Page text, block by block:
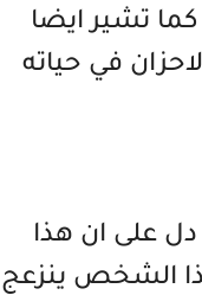
تشير ايضا
في حياته
دل على ان هذا
الشخص ينزعج